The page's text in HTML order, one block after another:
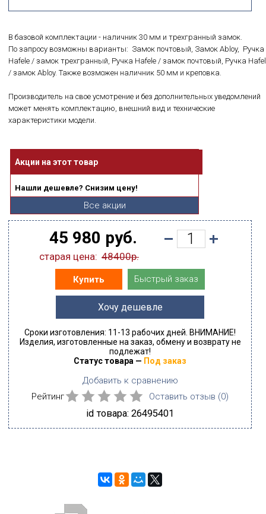
В базовой комплектации - наличник 30 мм и трехгранный замок.
По запросу возможны варианты: Замок почтовый, Замок Abloy, Ручка
Hafele / замок трехгранный, Ручка Hafele / замок почтовый, Ручка
/ замок Abloy. Также возможен наличник 50 мм и креповка.
Производитель на свое усмотрение и без дополнительных уведомлений
может менять комплектацию, внешний вид и технические
характеристики модели.
Акции на этот товар
Нашли дешевле? Снизим цену!
Все акции
45 980 руб.
старая цена: 48400р.
Купить Быстрый заказ
Хочу дешевле
Сроки изготовления: 11-13 рабочих дней. ВНИМАНИЕ!
Изделия, изготовленные на заказ, обмену и возврату не
подлежат!
Статус товара — Под заказ
Добавить к сравнению
Рейтинг
Оставить отзыв (0)
id товара: 26495401